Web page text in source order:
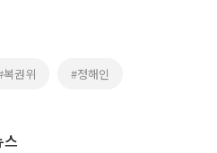
복권위 #정해인